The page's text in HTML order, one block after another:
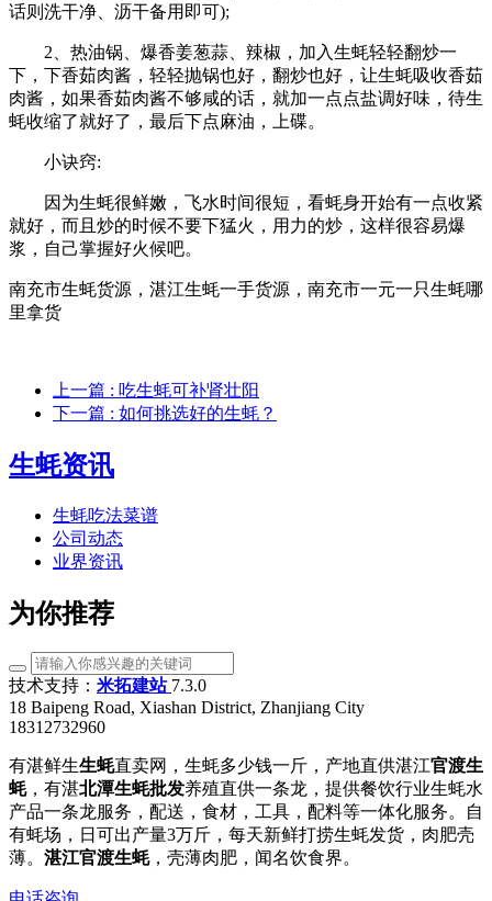
话则洗干净、沥干备用即可);
2、热油锅、爆香姜葱蒜、辣椒，加入生蚝轻轻翻炒一
下，下香茹肉酱，轻轻抛锅也好，翻炒也好，让生蚝吸收香茹
肉酱，如果香茹肉酱不够咸的话，就加一点点盐调好味，待生
蚝收缩了就好了，最后下点麻油，上碟。
小诀窍:
因为生蚝很鲜嫩，飞水时间很短，看蚝身开始有一点收紧
就好，而且炒的时候不要下猛火，用力的炒，这样很容易爆
浆，自己掌握好火候吧。
南充市生蚝货源，湛江生蚝一手货源，南充市一元一只生蚝哪
里拿货
上一篇 : 吃生蚝可补肾壮阳
下一篇 : 如何挑选好的生蚝？
生蚝资讯
生蚝吃法菜谱
公司动态
业界资讯
为你推荐
技术支持： 米拓建站 7.3.0
18 Baipeng Road, Xiashan District, Zhanjiang City
18312732960
有湛鲜生生蚝直卖网，生蚝多少钱一斤，产地直供湛江官渡生
蚝，有湛北潭生蚝批发养殖直供一条龙，提供餐饮行业生蚝水
产品一条龙服务，配送，食材，工具，配料等一体化服务。自
有蚝场，日可出产量3万斤，每天新鲜打捞生蚝发货，肉肥壳
薄。 湛江官渡生蚝，壳薄肉肥，闻名饮食界。